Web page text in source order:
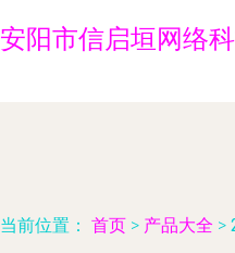
安阳市信启垣网络
当前位置： 首页 > 产品大全 >